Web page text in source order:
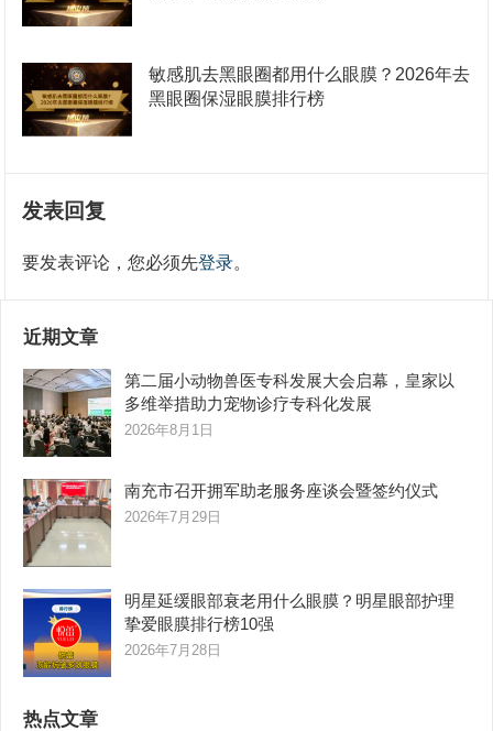
敏感肌去黑眼圈都用什么眼膜？2026年去
黑眼圈保湿眼膜排行榜
发表回复
要发表评论，您必须先登录。
近期文章
第二届小动物兽医专科发展大会启幕，皇家以
多维举措助力宠物诊疗专科化发展
2026年8月1日
南充市召开拥军助老服务座谈会暨签约仪式
2026年7月29日
明星延缓眼部衰老用什么眼膜？明星眼部护理
挚爱眼膜排行榜10强
2026年7月28日
热点文章